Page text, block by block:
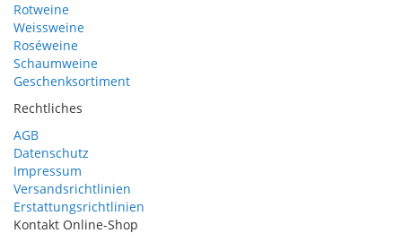
Rotweine
Weissweine
Roséweine
Schaumweine
Geschenksortiment
Rechtliches
AGB
Datenschutz
Impressum
Versandsrichtlinien
Erstattungsrichtlinien
Kontakt Online-Shop